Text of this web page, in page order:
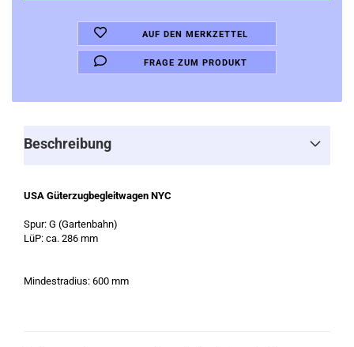
AUF DEN MERKZETTEL
FRAGE ZUM PRODUKT
Beschreibung
USA Güterzugbegleitwagen NYC
Spur: G (Gartenbahn)
LüP: ca. 286 mm
Mindestradius: 600 mm